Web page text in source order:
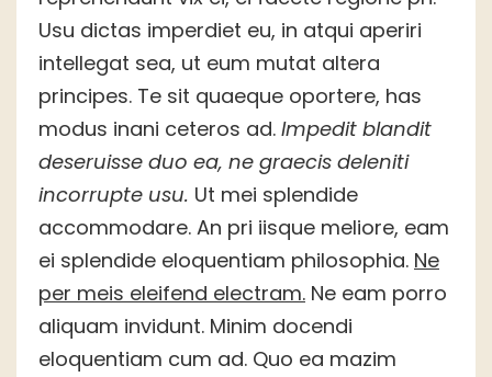
Usu dictas imperdiet eu, in atqui aperiri
intellegat sea, ut eum mutat altera
principes. Te sit quaeque oportere, has
modus inani ceteros ad. Impedit blandit
deseruisse duo ea, ne graecis deleniti
incorrupte usu. Ut mei splendide
accommodare. An pri iisque meliore, eam
ei splendide eloquentiam philosophia. Ne
per meis eleifend electram. Ne eam porro
aliquam invidunt. Minim docendi
eloquentiam cum ad. Quo ea mazim